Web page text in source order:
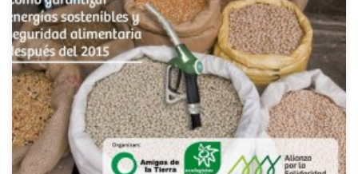
Este jueves día 20 se celebra una jornada de debate y reflexión
bajo el título «Cómo garantizar energías sostenibles y seguridad
alimentaria después del 2015». Será de 9.30 a 16.30 en la
Universidad Politécnica de Madrid. Con entrada libre, contará con
invitados de Senegal y Paraguay. Organizado por Alianza por […]